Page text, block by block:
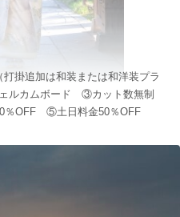
掛追加は和装または和洋装プラ
ルカムボード ③カット数無制
％OFF ⑤土日料金50％OFF